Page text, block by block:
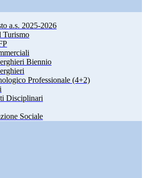
a.s. 2025-2026
Turismo
Biennio
Professionale (4+2)
Disciplinari
Sociale